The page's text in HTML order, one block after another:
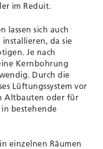
im Reduit.
lassen sich auch
da sie
Je nach
Kernbohrung
Durch die
Lüftungssystem vor
Altbauten oder für
bestehende
einzelnen Räumen